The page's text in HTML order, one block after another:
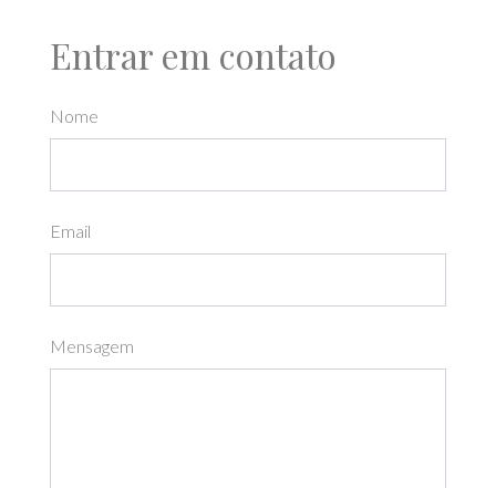
Entrar em contato
Nome
Email
Mensagem